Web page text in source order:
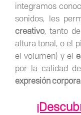
integramos
sonidos, les
creativo, tanto
altura tonal, o el
el volumen) y el
por la calidad
expresión